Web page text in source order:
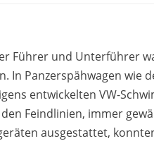
Führer und Unterführer
Panzerspähwagen wie
entwickelten VW-
Feindlinien, immer
ausgestattet,